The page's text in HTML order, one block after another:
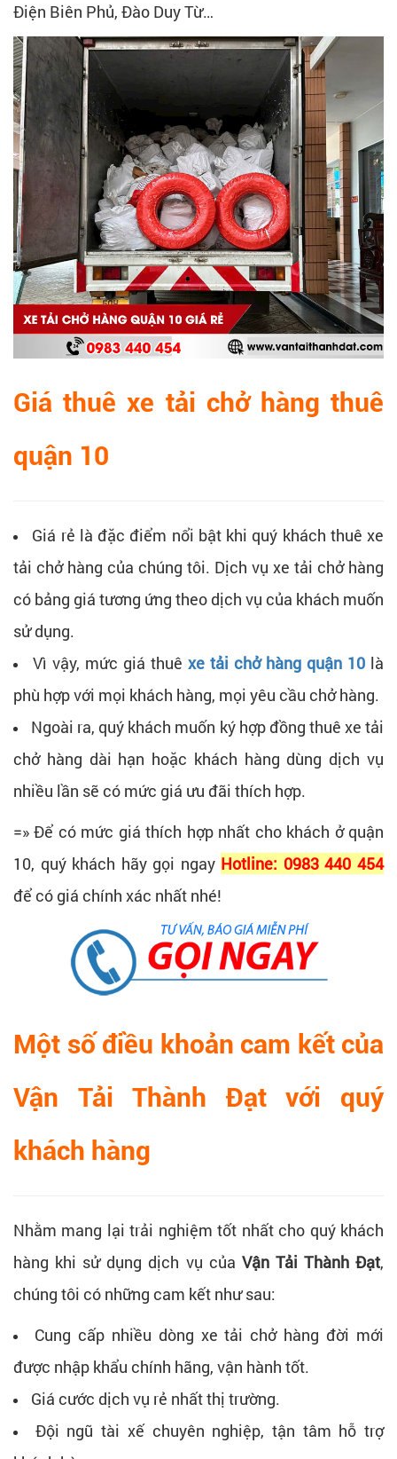
Điện Biên Phủ, Đào Duy Từ…
Giá thuê xe tải chở hàng thuê
quận 10
Giá rẻ là đặc điểm nổi bật khi quý khách thuê xe
tải chở hàng của chúng tôi. Dịch vụ xe tải chở hàng
có bảng giá tương ứng theo dịch vụ của khách muốn
sử dụng.
Vì vậy, mức giá thuê xe tải chở hàng quận 10 là
phù hợp với mọi khách hàng, mọi yêu cầu chở hàng.
Ngoài ra, quý khách muốn ký hợp đồng thuê xe tải
chở hàng dài hạn hoặc khách hàng dùng dịch vụ
nhiều lần sẽ có mức giá ưu đãi thích hợp.
=» Để có mức giá thích hợp nhất cho khách ở quận
10, quý khách hãy gọi ngay Hotline: 0983 440 454
để có giá chính xác nhất nhé!
Một số điều khoản cam kết của
Vận Tải Thành Đạt với quý
khách hàng
Nhằm mang lại trải nghiệm tốt nhất cho quý khách
hàng khi sử dụng dịch vụ của Vận Tải Thành Đạt,
chúng tôi có những cam kết như sau:
Cung cấp nhiều dòng xe tải chở hàng đời mới
được nhập khẩu chính hãng, vận hành tốt.
Giá cước dịch vụ rẻ nhất thị trường.
Đội ngũ tài xế chuyên nghiệp, tận tâm hỗ trợ